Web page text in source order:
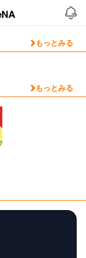
もっとみる
もっとみる